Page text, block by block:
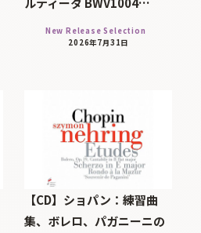
New Release Selection
2026年7月31日
【CD】ショパン：練習曲
集、ボレロ、パガニーニの